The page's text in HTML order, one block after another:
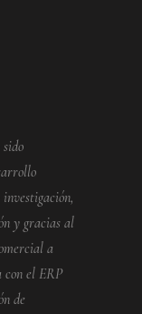
y gracias al
a
el ERP
de